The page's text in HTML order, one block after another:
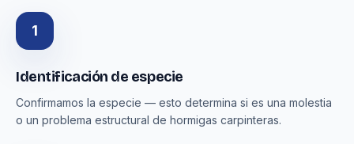
1
Identificación de especie
Confirmamos la especie — esto determina si es una molestia
o un problema estructural de hormigas carpinteras.